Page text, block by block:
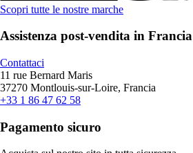
Scopri tutte le nostre marche
Assistenza post-vendita in Francia
Contattaci
11 rue Bernard Maris
37270 Montlouis-sur-Loire, Francia
+33 1 86 47 62 58
Pagamento sicuro